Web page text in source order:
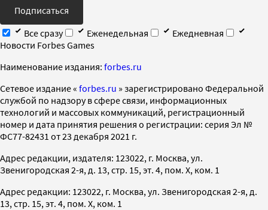
Подписаться
Все сразу
Еженедельная
Ежедневная
Новости Forbes Games
Наименование издания: forbes.ru
Cетевое издание « forbes.ru » зарегистрировано Федеральной
службой по надзору в сфере связи, информационных
технологий и массовых коммуникаций, регистрационный
номер и дата принятия решения о регистрации: серия Эл №
ФС77-82431 от 23 декабря 2021 г.
Адрес редакции, издателя: 123022, г. Москва, ул.
Звенигородская 2-я, д. 13, стр. 15, эт. 4, пом. X, ком. 1
Адрес редакции: 123022, г. Москва, ул. Звенигородская 2-я, д.
13, стр. 15, эт. 4, пом. X, ком. 1